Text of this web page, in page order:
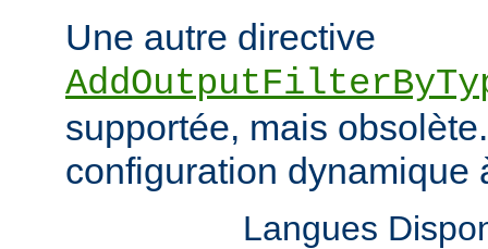
Une autre directive
supportée, mais
configuration dynamique
Langues